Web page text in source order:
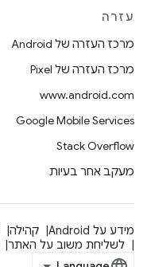
עזרה
מרכז העזרה של Android
מרכז העזרה של Pixel
www.android.com
Google Mobile Services
Stack Overflow
מעקב אחר בעיות
מידע על Android קהילה
לשליחת משוב על האתר